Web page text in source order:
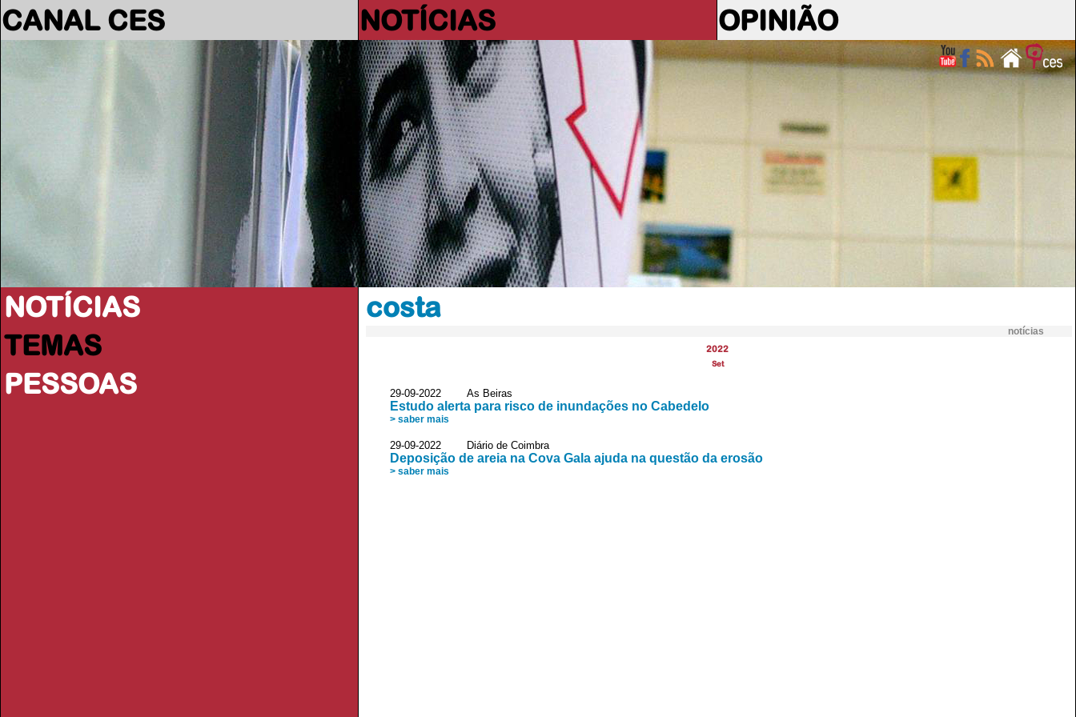
CANAL CES NOTÍCIAS OPINIÃO
NOTÍCIAS
TEMAS
PESSOAS
costa
notícias
2022
Set
29-09-2022 As Beiras
Estudo alerta para risco de inundações no Cabedelo
> saber mais
29-09-2022 Diário de Coimbra
Deposição de areia na Cova Gala ajuda na questão da erosão
> saber mais